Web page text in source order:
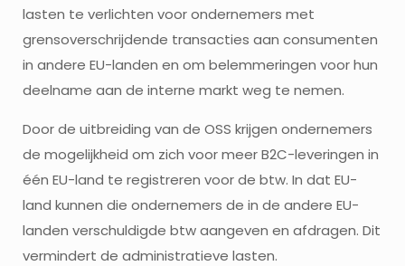
lasten te verlichten voor ondernemers met
grensoverschrijdende transacties aan consumenten
in andere EU-landen en om belemmeringen voor hun
deelname aan de interne markt weg te nemen.
Door de uitbreiding van de OSS krijgen ondernemers
de mogelijkheid om zich voor meer B2C-leveringen in
één EU-land te registreren voor de btw. In dat EU-
land kunnen die ondernemers de in de andere EU-
landen verschuldigde btw aangeven en afdragen. Dit
vermindert de administratieve lasten.